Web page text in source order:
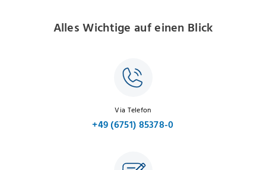
Alles Wichtige auf einen Blick
Via Telefon
+49 (6751) 85378-0